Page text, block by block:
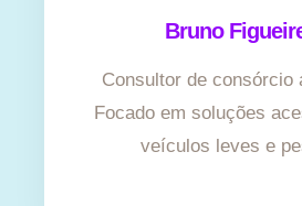
Bruno
Consultor de consórcio
Focado em soluções
veículos leves e